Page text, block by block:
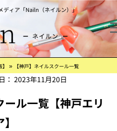
ディア「Nailn（ネイルン）」
» 【神戸】ネイルスクール一覧
： 2023年11月20日
ル一覧【神戸エリ